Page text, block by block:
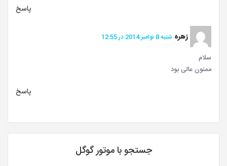
پاسخ
زهره شنبه 8 نوامبر 2014 در 12:55
سلام
ممنون عالی بود
پاسخ
جستجو با موتور گوگل